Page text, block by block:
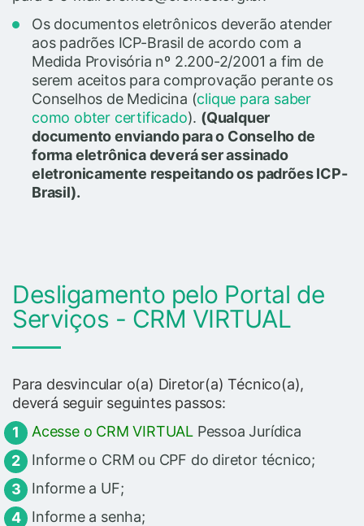
Os documentos eletrônicos deverão atender
aos padrões ICP-Brasil de acordo com a
Medida Provisória nº 2.200-2/2001 a fim de
serem aceitos para comprovação perante os
Conselhos de Medicina (clique para saber
como obter certificado). (Qualquer
documento enviando para o Conselho de
forma eletrônica deverá ser assinado
eletronicamente respeitando os padrões ICP-
Brasil).
Desligamento pelo Portal de
Serviços - CRM VIRTUAL
Para desvincular o(a) Diretor(a) Técnico(a),
deverá seguir seguintes passos:
Acesse o CRM VIRTUAL Pessoa Jurídica
Informe o CRM ou CPF do diretor técnico;
Informe a UF;
Informe a senha;